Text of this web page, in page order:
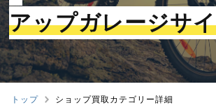
アップガレージサ
トップ ショップ買取カテゴリー詳細